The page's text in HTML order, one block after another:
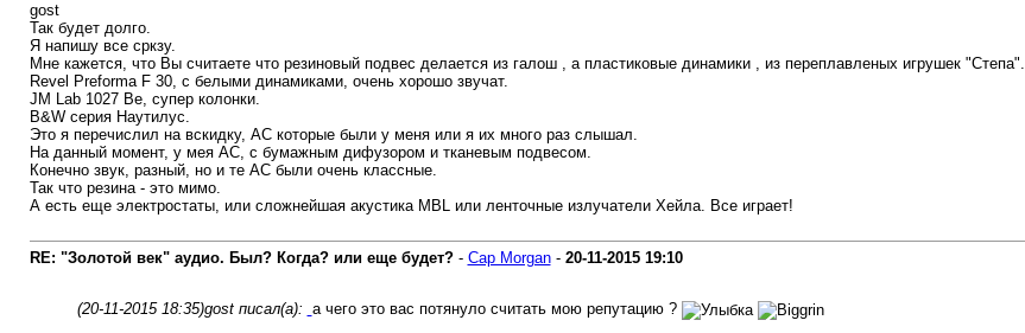
gost
Так будет долго.
Я напишу все сркзу.
Мне кажется, что Вы считаете что резиновый подвес делается из галош , а пластиковые динамики , из переплавленых игрушек "Степа".
Revel Preforma F 30, с белыми динамиками, очень хорошо звучат.
JM Lab 1027 Be, супер колонки.
B&W серия Наутилус.
Это я перечислил на вскидку, АС которые были у меня или я их много раз слышал.
На данный момент, у мея АС, с бумажным дифузором и тканевым подвесом.
Конечно звук, разный, но и те АС были очень классные.
Так что резина - это мимо.
А есть еще электростаты, или сложнейшая акустика MBL или ленточные излучатели Хейла. Все играет!
RE: "Золотой век" аудио. Был? Когда? или еще будет?- Cap Morgan- 20-11-2015 19:10
(20-11-2015 18:35)gost писал(а): а чего это вас потянуло считать мою репутацию ?